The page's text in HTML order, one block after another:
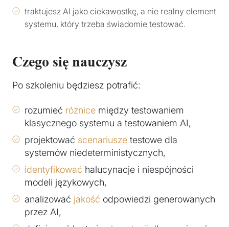
traktujesz AI jako ciekawostkę, a nie realny element
systemu, który trzeba świadomie testować.
Czego się nauczysz
Po szkoleniu będziesz potrafić:
rozumieć różnice między testowaniem
klasycznego systemu a testowaniem AI,
projektować scenariusze testowe dla
systemów niedeterministycznych,
identyfikować halucynacje i niespójności
modeli językowych,
analizować jakość odpowiedzi generowanych
przez AI,